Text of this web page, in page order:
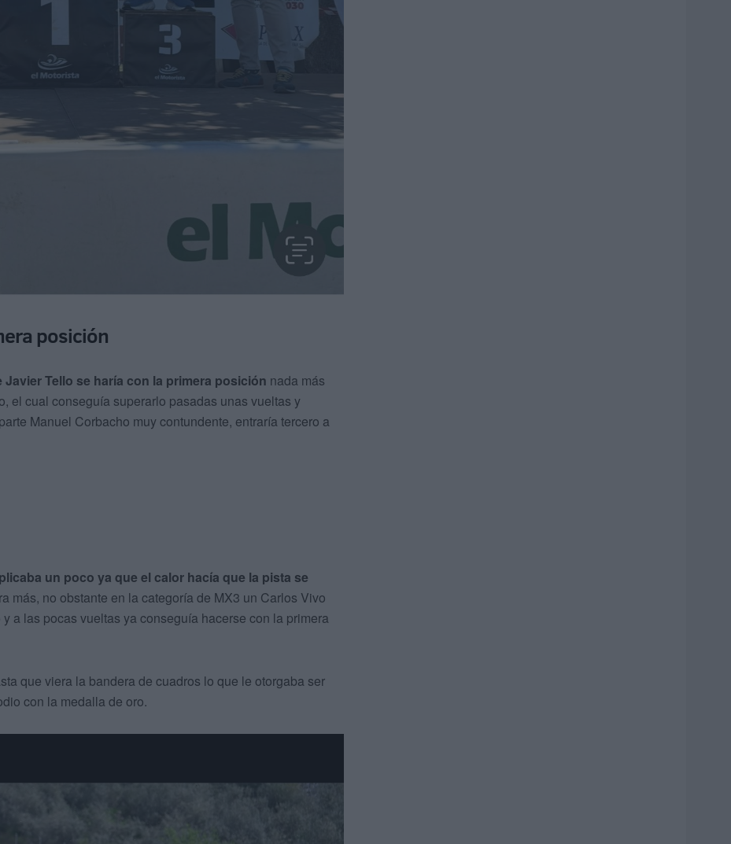
posición
Tello se haría con la primera posición nada más
el cual conseguía superarlo pasadas unas vueltas y
Manuel Corbacho muy contundente, entraría tercero a
un poco ya que el calor hacía que la pista se
más, no obstante en la categoría de MX3 un Carlos Vivo
a las pocas vueltas ya conseguía hacerse con la primera
que viera la bandera de cuadros lo que le otorgaba ser
con la medalla de oro.